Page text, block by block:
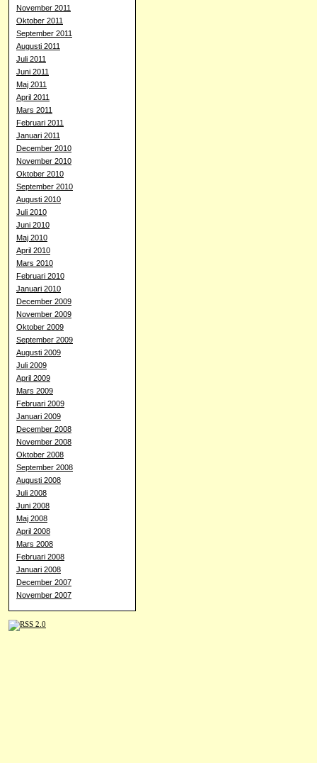
November 2011
Oktober 2011
September 2011
Augusti 2011
Juli 2011
Juni 2011
Maj 2011
April 2011
Mars 2011
Februari 2011
Januari 2011
December 2010
November 2010
Oktober 2010
September 2010
Augusti 2010
Juli 2010
Juni 2010
Maj 2010
April 2010
Mars 2010
Februari 2010
Januari 2010
December 2009
November 2009
Oktober 2009
September 2009
Augusti 2009
Juli 2009
April 2009
Mars 2009
Februari 2009
Januari 2009
December 2008
November 2008
Oktober 2008
September 2008
Augusti 2008
Juli 2008
Juni 2008
Maj 2008
April 2008
Mars 2008
Februari 2008
Januari 2008
December 2007
November 2007